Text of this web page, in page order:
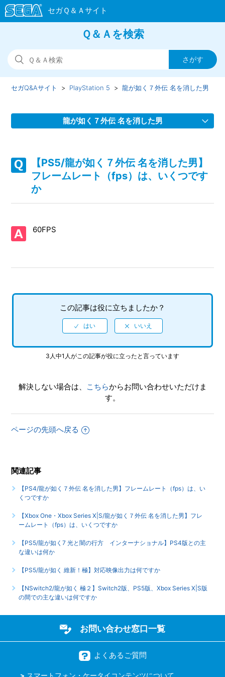
Ｑ＆Ａを検索
セガQ&Aサイト PlayStation 5 龍が如く７外伝 名を消した男
龍が如く７外伝 名を消した男
せ先はどこですか
【PS5/龍が如く７外伝 名を消した男】取扱説明書（マニュ
アル）はどこかで見られますか
ていますか（制限されている機能はありますか）
【PS5/龍が如く７外伝 名を消した男】エンディング後（ク
リア後）は何かモードが追加されたりしますか、エンディン
グ後（クリア後）もプレイ可能でしょうか
どで、目的の場所に行ってもイベントが発生しません
【PS5/龍が如く７外伝 名を消した男】パチンコやパチスロ
はできますか
はありますか
【PS5/龍が如く７外伝 名を消した男】PS4版とPS5版では
もっと見る
【PS5/龍が如く７外伝 名を消した男】
フレームレート（fps）は、いくつです
か
60FPS
この記事は役に立ちましたか？
3人中1人がこの記事が役に立ったと言っています
解決しない場合は、 こちらからお問い合わせいただけま
す。
ページの先頭へ戻る
関連記事
【PS4/龍が如く７外伝 名を消した男】フレームレート（fps）は、い
くつですか
【Xbox One・Xbox Series X|S/龍が如く７外伝 名を消した男】フレ
ームレート（fps）は、いくつですか
【PS5/龍が如く7 光と闇の行方 インターナショナル】PS4版との主
な違いは何か
【PS5/龍が如く 維新！極】対応映像出力は何ですか
【NSwitch2/龍が如く 極２】Switch2版、PS5版、Xbox Series X|S版
の間での主な違いは何ですか
お問い合わせ窓口一覧
よくあるご質問